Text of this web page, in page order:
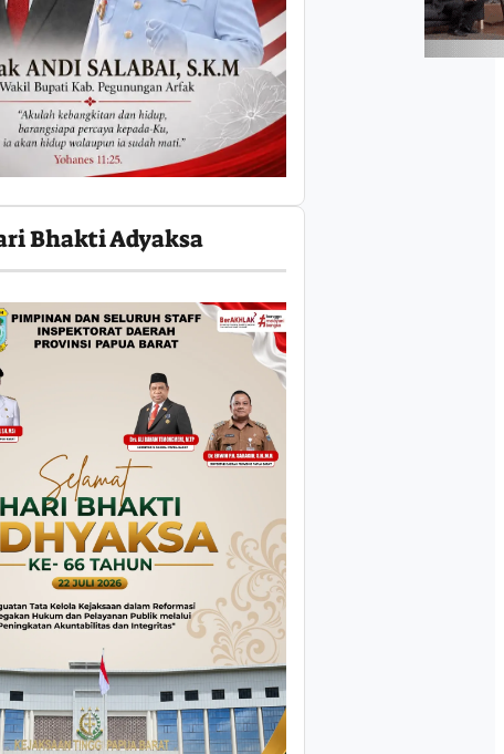
Bhakti Adyaksa